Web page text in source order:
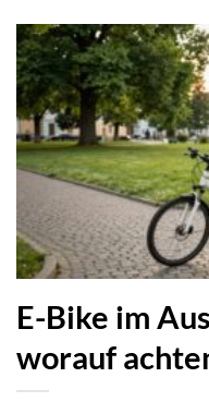
E-Bike im
worauf